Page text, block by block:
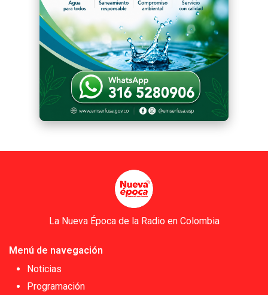
La Nueva Época de la Radio en Colombia
Menú de navegación
Noticias
Programación